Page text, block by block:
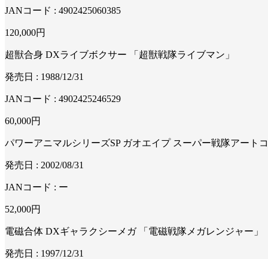
JANコード : 4902425060385
120,000円
超獣合身 DXライブボクサー 「超獣戦隊ライブマン」
発売日 : 1988/12/31
JANコード : 4902425246529
60,000円
パワーアニマルシリーズSP ガオエイプ スーパー戦隊アート
発売日 : 2002/08/31
JANコード : ー
52,000円
電磁合体 DXギャラクシーメガ 「電磁戦隊メガレンジャー」
発売日 : 1997/12/31